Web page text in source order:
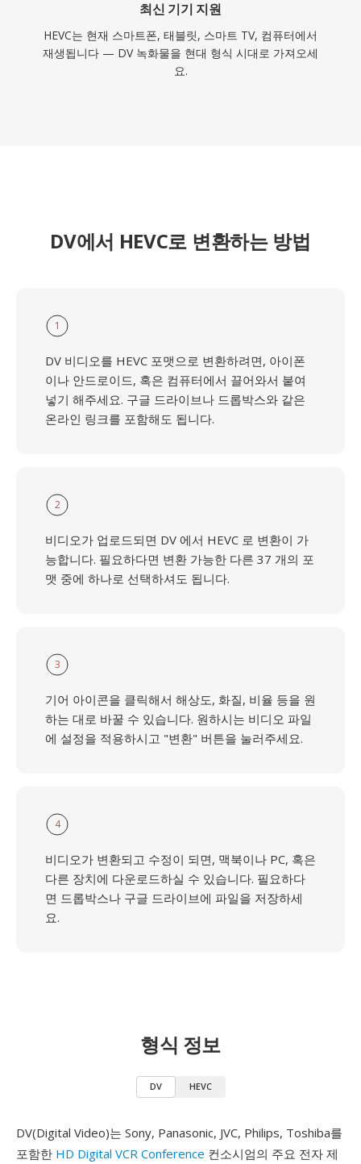
최신 기기 지원
HEVC는 현재 스마트폰, 태블릿, 스마트 TV, 컴퓨터에서
재생됩니다 — DV 녹화물을 현대 형식 시대로 가져오세
요.
DV에서 HEVC로 변환하는 방법
1
DV 비디오를 HEVC 포맷으로 변환하려면, 아이폰
이나 안드로이드, 혹은 컴퓨터에서 끌어와서 붙여
넣기 해주세요. 구글 드라이브나 드롭박스와 같은
온라인 링크를 포함해도 됩니다.
2
비디오가 업로드되면 DV 에서 HEVC 로 변환이 가
능합니다. 필요하다면 변환 가능한 다른 37 개의 포
맷 중에 하나로 선택하셔도 됩니다.
3
기어 아이콘을 클릭해서 해상도, 화질, 비율 등을 원
하는 대로 바꿀 수 있습니다. 원하시는 비디오 파일
에 설정을 적용하시고 "변환" 버튼을 눌러주세요.
4
비디오가 변환되고 수정이 되면, 맥북이나 PC, 혹은
다른 장치에 다운로드하실 수 있습니다. 필요하다
면 드롭박스나 구글 드라이브에 파일을 저장하세
요.
형식 정보
DV HEVC
DV(Digital Video)는 Sony, Panasonic, JVC, Philips, Toshiba를
포함한 HD Digital VCR Conference 컨소시엄의 주요 전자 제